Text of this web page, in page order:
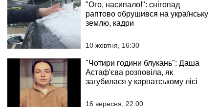
"Ого, насипало!": снігопад
раптово обрушився на українську
землю, кадри
10 жовтня, 16:30
"Чотири години блукань": Даша
Астаф'єва розповіла, як
загубилася у карпатському лісі
16 вересня, 22:00